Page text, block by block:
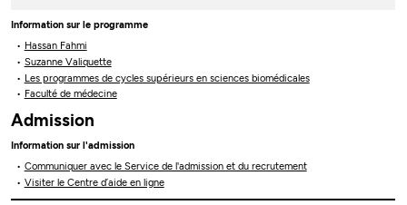
Information sur le programme
Hassan Fahmi
Suzanne Valiquette
Les programmes de cycles supérieurs en sciences biomédicales
Faculté de médecine
Admission
Information sur l'admission
Communiquer avec le Service de l'admission et du recrutement
Visiter le Centre d’aide en ligne